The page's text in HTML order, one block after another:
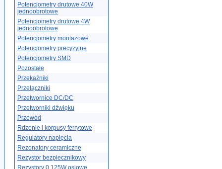
Potencjometry drutowe 40W
jednoobrotowe
Potencjometry drutowe 4W
jednoobrotowe
Potencjometry montażowe
Potencjometry precyzyjne
Potencjometry SMD
Pozostałe
Przekaźniki
Przełączniki
Przetwornice DC/DC
Przetworniki dźwięku
Przewód
Rdzenie i korpusy ferrytowe
Regulatory napięcia
Rezonatory ceramiczne
Rezystor bezpiecznikowy
Rezystory 0.125W osiowe